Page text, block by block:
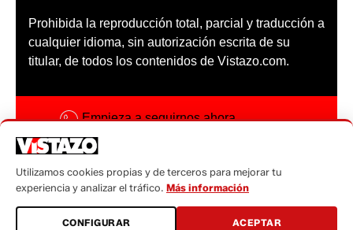
Prohibida la reproducción total, parcial y traducción a
cualquier idioma, sin autorización escrita de su
titular, de todos los contenidos de Vistazo.com.
Empieza a seguirnos ahora
Código ética
Sugerencias a:
sugerencias@vistazo.com
Utilizamos cookies propias y de terceros para mejorar tu
experiencia y analizar el tráfico. Más información
CONFIGURAR ACEPTAR